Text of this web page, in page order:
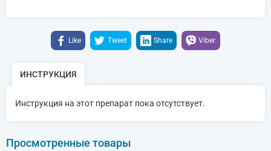
Like Tweet Share Viber
ИНСТРУКЦИЯ
Инструкция на этот препарат пока отсутствует.
Просмотренные товары